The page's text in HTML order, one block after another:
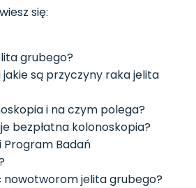
się:
grubego?
jakie są przyczyny raka jelita
i na czym polega?
bezpłatna kolonoskopia?
Program Badań
nowotworom jelita grubego?